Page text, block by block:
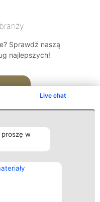
Live chat
proszę w
Sprawdź naszą
najlepszych!
Kontakt
Kontakt